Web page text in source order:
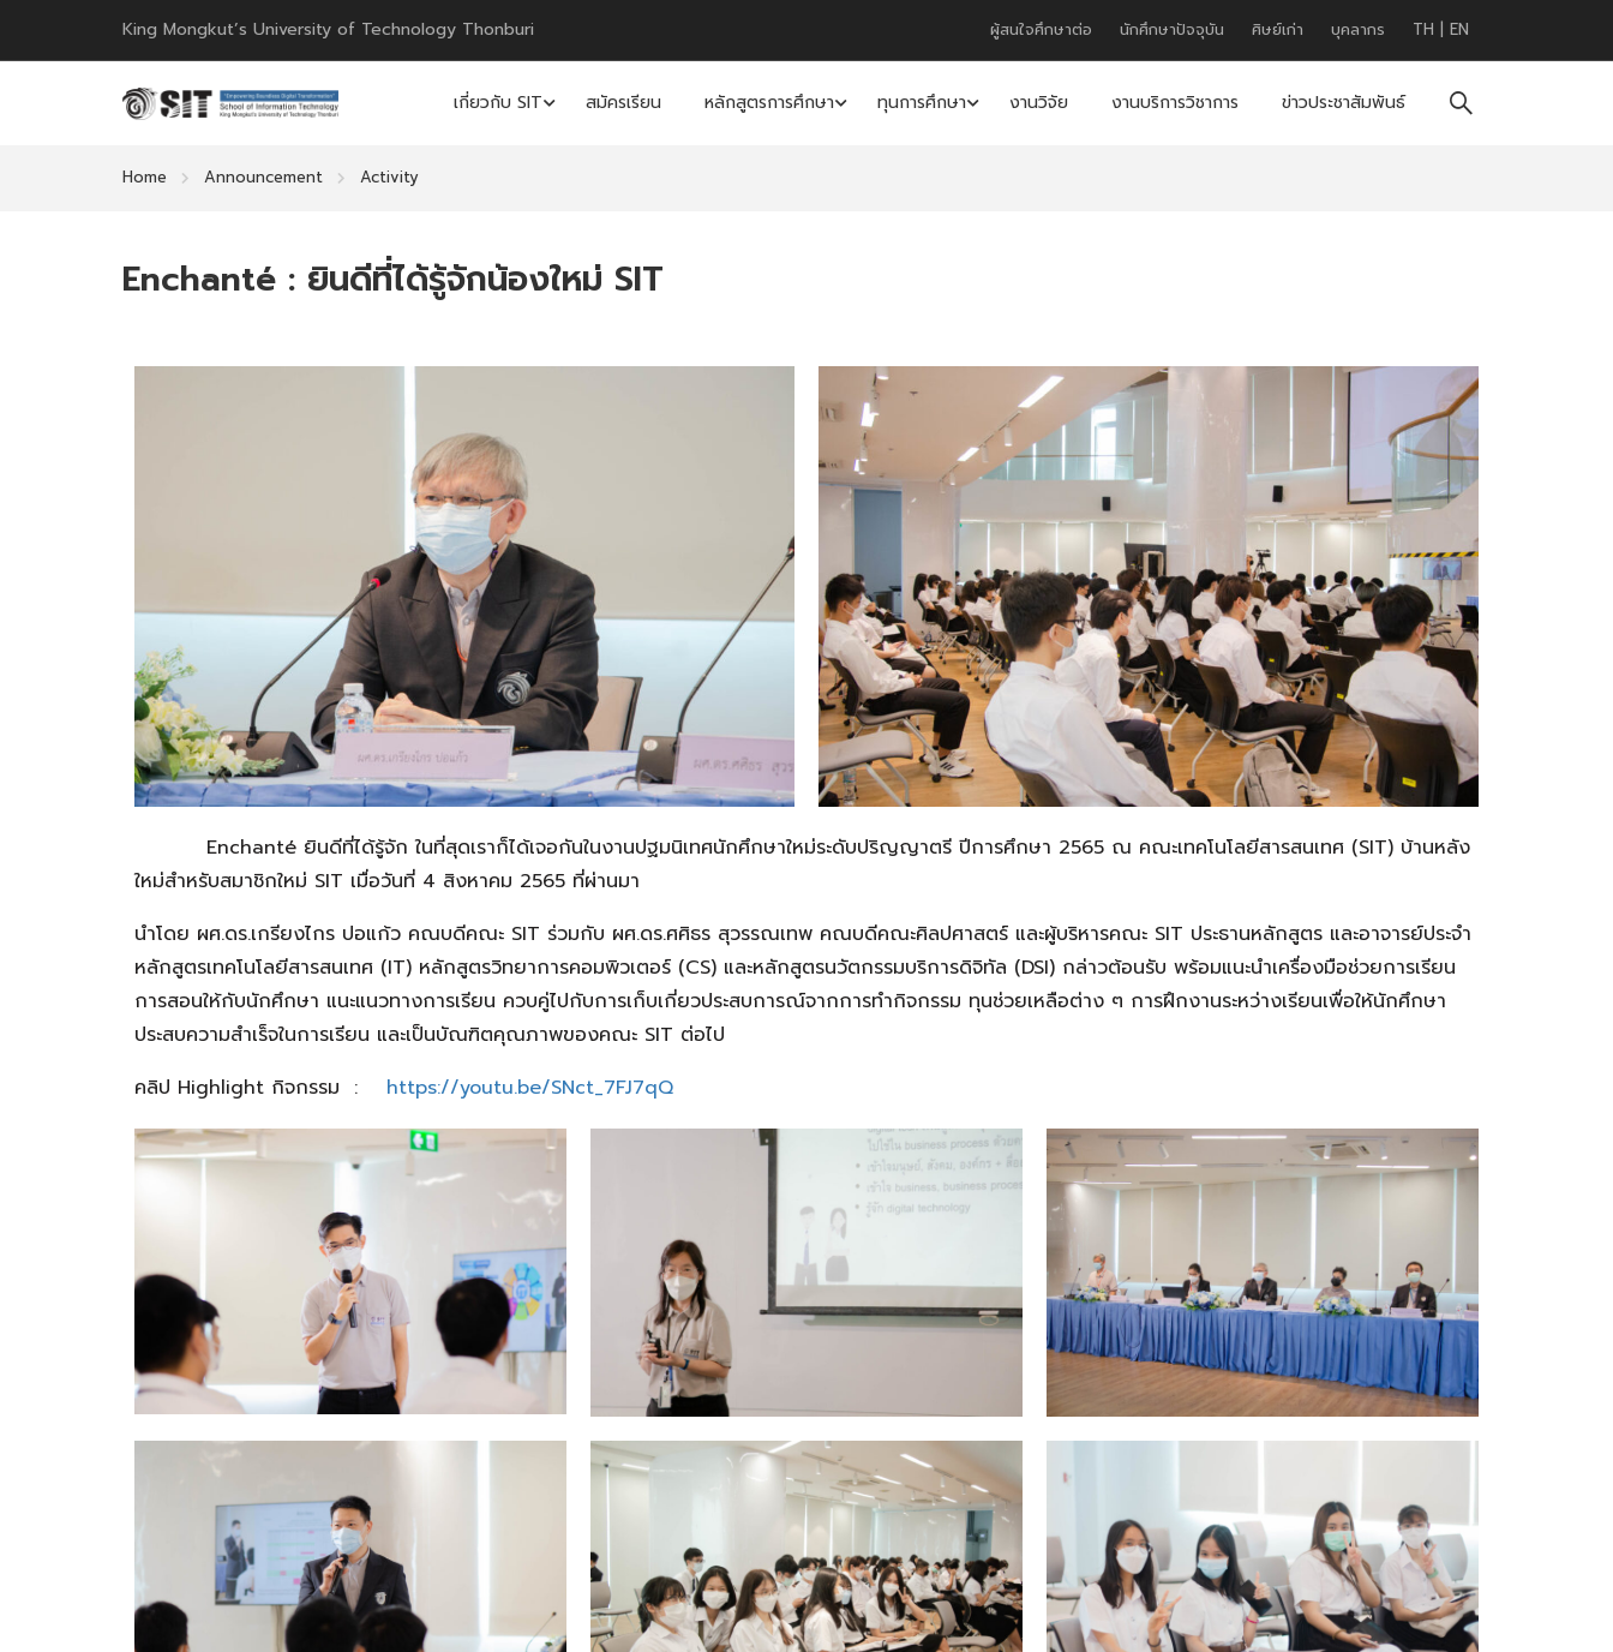
King Mongkut’s University of Technology Thonburi ผู้สนใจศึกษาต่อ นักศึกษาปัจจุบัน ศิษย์เก่า บุคลากร TH | EN
เกี่ยวกับ SIT สมัครเรียน หลักสูตรการศึกษา ทุนการศึกษา งานวิจัย งานบริการวิชาการ ข่าวประชาสัมพันธ์
Home Announcement Activity
Enchanté : ยินดีที่ได้รู้จักน้องใหม่ SIT
Enchanté ยินดีที่ได้รู้จัก ในที่สุดเราก็ได้เจอกันในงานปฐมนิเทศนักศึกษาใหม่ระดับปริญญาตรี ปีการศึกษา 2565 ณ คณะเทคโนโลยีสารสนเทศ (SIT) บ้านหลัง
ใหม่สำหรับสมาชิกใหม่ SIT เมื่อวันที่ 4 สิงหาคม 2565 ที่ผ่านมา
นำโดย ผศ.ดร.เกรียงไกร ปอแก้ว คณบดีคณะ SIT ร่วมกับ ผศ.ดร.ศศิธร สุวรรณเทพ คณบดีคณะศิลปศาสตร์ และผู้บริหารคณะ SIT ประธานหลักสูตร และอาจารย์ประจำ
หลักสูตรเทคโนโลยีสารสนเทศ (IT) หลักสูตรวิทยาการคอมพิวเตอร์ (CS) และหลักสูตรนวัตกรรมบริการดิจิทัล (DSI) กล่าวต้อนรับ พร้อมแนะนำเครื่องมือช่วยการเรียน
การสอนให้กับนักศึกษา แนะแนวทางการเรียน ควบคู่ไปกับการเก็บเกี่ยวประสบการณ์จากการทำกิจกรรม ทุนช่วยเหลือต่าง ๆ การฝึกงานระหว่างเรียนเพื่อให้นักศึกษา
ประสบความสำเร็จในการเรียน และเป็นบัณฑิตคุณภาพของคณะ SIT ต่อไป
คลิป Highlight กิจกรรม : https://youtu.be/SNct_7FJ7qQ